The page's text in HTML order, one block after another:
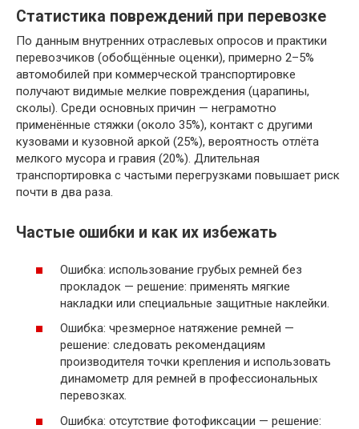
Статистика повреждений при перевозке
По данным внутренних отраслевых опросов и практики
перевозчиков (обобщённые оценки), примерно 2–5%
автомобилей при коммерческой транспортировке
получают видимые мелкие повреждения (царапины,
сколы). Среди основных причин — неграмотно
применённые стяжки (около 35%), контакт с другими
кузовами и кузовной аркой (25%), вероятность отлёта
мелкого мусора и гравия (20%). Длительная
транспортировка с частыми перегрузками повышает риск
почти в два раза.
Частые ошибки и как их избежать
Ошибка: использование грубых ремней без
прокладок — решение: применять мягкие
накладки или специальные защитные наклейки.
Ошибка: чрезмерное натяжение ремней —
решение: следовать рекомендациям
производителя точки крепления и использовать
динамометр для ремней в профессиональных
перевозках.
Ошибка: отсутствие фотофиксации — решение: